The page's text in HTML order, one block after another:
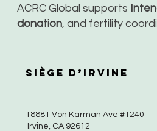
ACRC Global supports
donation, and fertility
Siège d’Irvine
18881 Von Karman Ave #1240
Irvine, CA 92612